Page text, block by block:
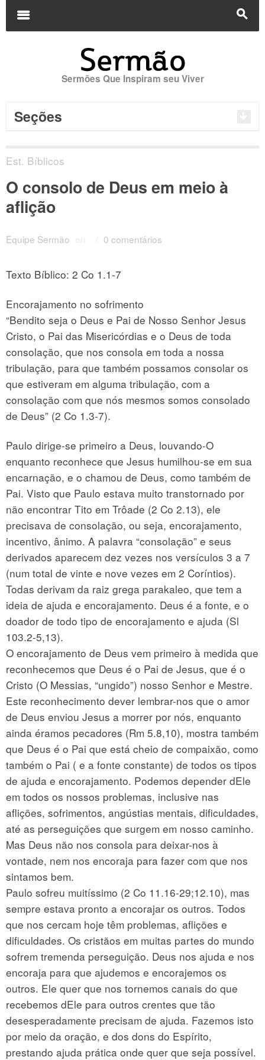
s
m
Sermões Que Inspiram seu Viver
Seções
Est. Bíblicos
O consolo de Deus em meio à
aflição
Equipe Sermão on 0 comentários
Texto Bíblico: 2 Co 1.1-7
Encorajamento no sofrimento
“Bendito seja o Deus e Pai de Nosso Senhor Jesus
Cristo, o Pai das Misericórdias e o Deus de toda
consolação, que nos consola em toda a nossa
tribulação, para que também possamos consolar os
que estiveram em alguma tribulação, com a
consolação com que nós mesmos somos consolado
de Deus” (2 Co 1.3-7).
Paulo dirige-se primeiro a Deus, louvando-O
enquanto reconhece que Jesus humilhou-se em sua
encarnação, e o chamou de Deus, como também de
Pai. Visto que Paulo estava muito transtornado por
não encontrar Tito em Trôade (2 Co 2.13), ele
precisava de consolação, ou seja, encorajamento,
incentivo, ânimo. A palavra “consolação” e seus
derivados aparecem dez vezes nos versículos 3 a 7
(num total de vinte e nove vezes em 2 Coríntios).
Todas derivam da raiz grega parakaleo, que tem a
ideia de ajuda e encorajamento. Deus é a fonte, e o
doador de todo tipo de encorajamento e ajuda (Sl
103.2-5,13).
O encorajamento de Deus vem primeiro à medida que
reconhecemos que Deus é o Pai de Jesus, que é o
Cristo (O Messias, “ungido”) nosso Senhor e Mestre.
Este reconhecimento dever lembrar-nos que o amor
de Deus enviou Jesus a morrer por nós, enquanto
ainda éramos pecadores (Rm 5.8,10), mostra também
que Deus é o Pai que está cheio de compaixão, como
também o Pai ( e a fonte constante) de todos os tipos
de ajuda e encorajamento. Podemos depender dEle
em todos os nossos problemas, inclusive nas
aflições, sofrimentos, angústias mentais, dificuldades,
até as perseguições que surgem em nosso caminho.
Mas Deus não nos consola para deixar-nos à
vontade, nem nos encoraja para fazer com que nos
sintamos bem.
Paulo sofreu muitíssimo (2 Co 11.16-29;12.10), mas
sempre estava pronto a encorajar os outros. Todos
que nos cercam hoje têm problemas, aflições e
dificuldades. Os cristãos em muitas partes do mundo
sofrem tremenda perseguição. Deus nos ajuda e nos
encoraja para que ajudemos e encorajemos os
outros. Ele quer que nos tornemos canais do que
recebemos dEle para outros crentes que tão
desesperadamente precisam de ajuda. Fazemos isto
por meio da oração, e dos dons do Espírito,
prestando ajuda prática onde quer que seja possível.